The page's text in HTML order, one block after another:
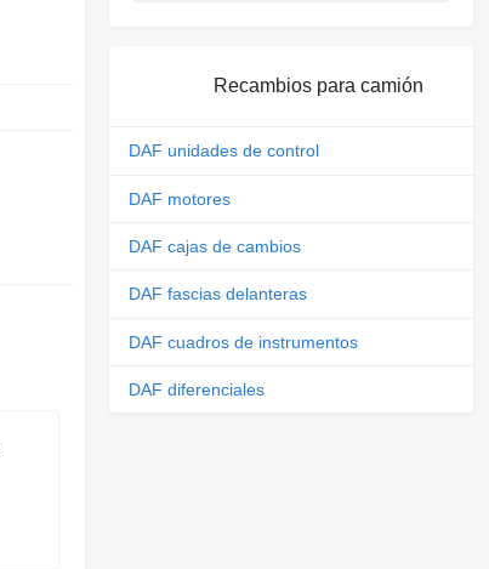
Recambios para camión
DAF unidades de control
DAF motores
DAF cajas de cambios
DAF fascias delanteras
DAF cuadros de instrumentos
DAF diferenciales